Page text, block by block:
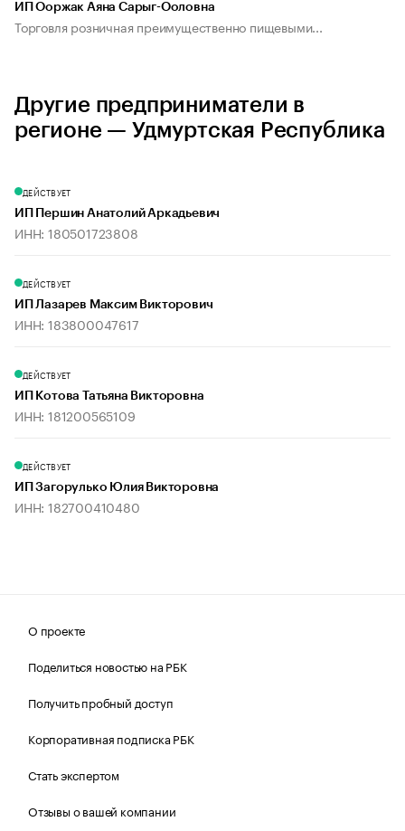
ИП Ооржак Аяна Сарыг-Ооловна
Торговля розничная преимущественно пищевыми...
Другие предприниматели в
регионе — Удмуртская Республика
ДЕЙСТВУЕТ
ИП Першин Анатолий Аркадьевич
ИНН: 180501723808
ДЕЙСТВУЕТ
ИП Лазарев Максим Викторович
ИНН: 183800047617
ДЕЙСТВУЕТ
ИП Котова Татьяна Викторовна
ИНН: 181200565109
ДЕЙСТВУЕТ
ИП Загорулько Юлия Викторовна
ИНН: 182700410480
О проекте
Поделиться новостью на РБК
Получить пробный доступ
Корпоративная подписка РБК
Стать экспертом
Отзывы о вашей компании